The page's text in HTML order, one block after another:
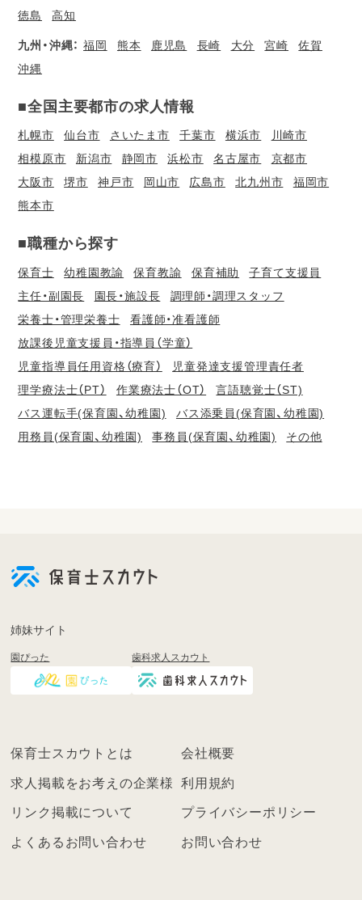
徳島
高知
九州・沖縄： 福岡 熊本 鹿児島 長崎 大分 宮崎
佐賀
沖縄
■全国主要都市の求人情報
札幌市 仙台市 さいたま市 千葉市 横浜市
川崎市
相模原市
新潟市 静岡市 浜松市 名古屋市
京都市
大阪市
堺市 神戸市 岡山市 広島市 北九州市
福岡市
熊本市
■職種から探す
保育士 幼稚園教諭 保育教諭 保育補助
子育て支援員
主任・副園長
園長・施設長
調理師・調理スタッフ
栄養士・管理栄養士
看護師・准看護師
放課後児童支援員・指導員（学童）
児童指導員任用資格（療育）
児童発達支援管理責任者
理学療法士（PT）
作業療法士（OT）
言語聴覚士（ST)
バス運転手(保育園、幼稚園)
バス添乗員(保育園、幼稚園)
用務員(保育園、幼稚園)
事務員(保育園、幼稚園) その他
登
く
ン
姉妹サイト
園ぴった 歯科求人スカウト
保育士スカウトとは 会社概要
求人掲載をお考えの企業様 利用規約
リンク掲載について プライバシーポリシー
よくあるお問い合わせ お問い合わせ